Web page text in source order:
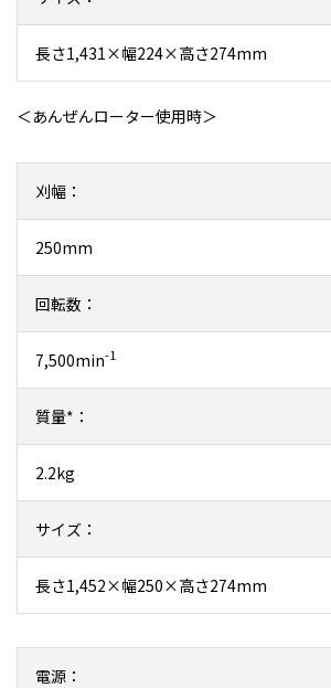
長さ1,431×幅224×高さ274mm
＜あんぜんローター使用時＞
刈幅：
250mm
回転数：
7,500min-1
質量*：
2.2kg
サイズ：
長さ1,452×幅250×高さ274mm
電源：